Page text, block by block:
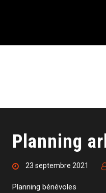
Planning
23 septembre 2021
Planning bénévoles